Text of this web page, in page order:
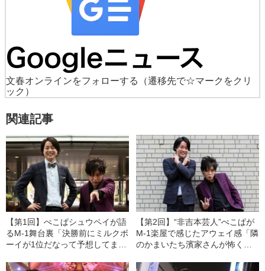
文春オンラインをフォローする
（遷移先で☆マークをクリ
ック）
関連記事
【第1回】ぺこぱシュウペイが語
るM-1舞台裏「決勝前にミルクボ
ーイが1位だなって予想してまし
【第2回】“非吉本芸人”ぺこぱが
M-1楽屋で感じたアウェイ感「隣
のかまいたち濱家さんが怖く